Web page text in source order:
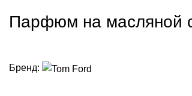
Парфюм на масляной
Бренд: